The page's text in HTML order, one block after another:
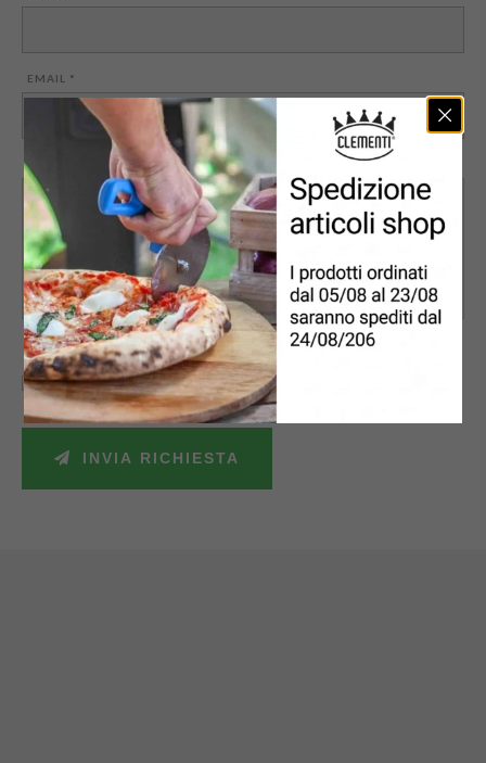
EMAIL *
MESSAGGIO
PRIVACY*
Accetto la politica sulla privacy e autorizzo il trattamento dei miei dati
personali secondo le leggi vigenti.
INVIA RICHIESTA